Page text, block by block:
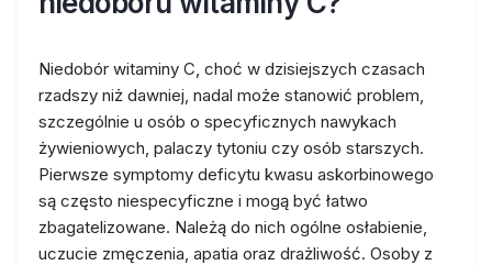
Niedobór witaminy C, choć w dzisiejszych czasach
rzadszy niż dawniej, nadal może stanowić problem,
szczególnie u osób o specyficznych nawykach
żywieniowych, palaczy tytoniu czy osób starszych.
Pierwsze symptomy deficytu kwasu askorbinowego
są często niespecyficzne i mogą być łatwo
zbagatelizowane. Należą do nich ogólne osłabienie,
uczucie zmęczenia, apatia oraz drażliwość. Osoby z